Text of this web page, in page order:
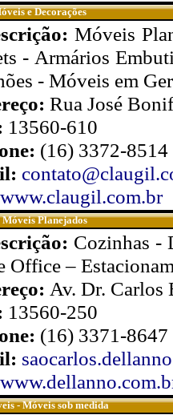
e Decorações
Móveis
- Armários
- Móveis em
Rua José
13560-610
(16) 3372-8514
www.claugil.com.br
Planejados
Cozinhas -
Office –
Av. Dr. Carlos
13560-250
(16) 3371-8647
- Móveis sob medida